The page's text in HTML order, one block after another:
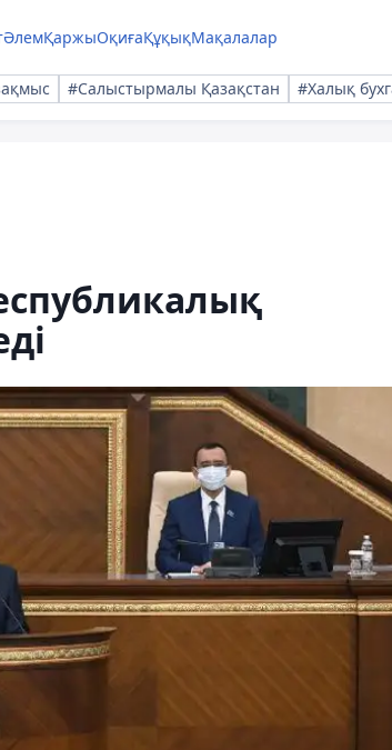
ӘлемҚаржыОқиғаҚұқықМақалалар
#Салыстырмалы Қазақстан #Халық